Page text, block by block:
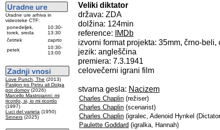
Uradne ure arhiva in
videoteke CTF:
ponedeljek,
torek, sreda
10:30-
13:30
četrtek
zaprto
petek
10:30-
13:00
Love Punch, The (2013)
Pasijon po Petru ali Dolga
pot domov (2026)
Marcello Mastroianni: mi
ricordo, si, io mi ricordo
(1997)
Luci del varieta (1950)
Sinners (2025)
Veliki diktator
država: ZDA
dolžina: 124min
reference:
IMDb
izvorni format projekta: 35mm, črno-beli,
jezik: angleščina
premiera: 7.3.1941
celovečerni igrani film
stvarna gesla: Nacizem
Charles Chaplin (režiser)
Charles Chaplin (scenarist)
Charles Chaplin (igralec, Adenoid Hynkel
Paulette Goddard (igralka, Hannah)